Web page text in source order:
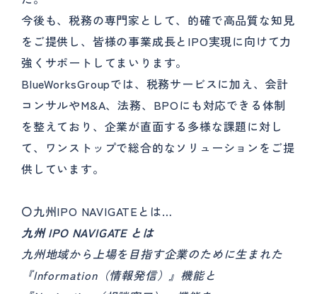
今後も、税務の専門家として、的確で高品質な知見
をご提供し、皆様の事業成長とIPO実現に向けて力
強くサポートしてまいります。
BlueWorksGroupでは、税務サービスに加え、会計
コンサルやM&A、法務、BPOにも対応できる体制
を整えており、企業が直面する多様な課題に対し
て、ワンストップで総合的なソリューションをご提
供しています。
〇九州IPO NAVIGATEとは…
九州 IPO NAVIGATE とは
九州地域から上場を目指す企業のために生まれた
『Information（情報発信）』機能と